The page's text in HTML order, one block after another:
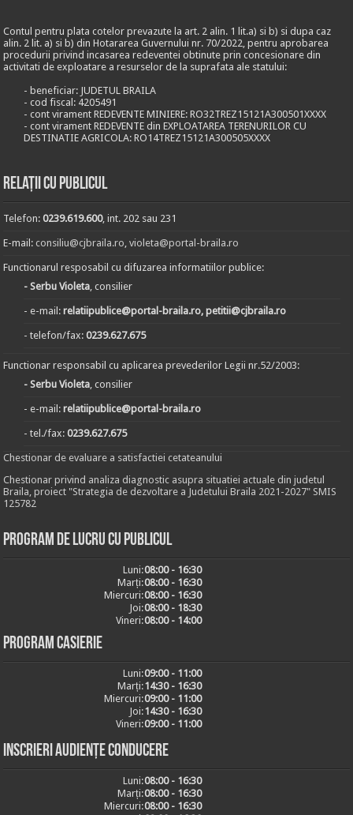
Contul pentru plata cotelor prevazute la art. 2 alin. 1 lit.a) si b) si dupa caz
alin. 2 lit. a) si b) din Hotararea Guvernului nr. 70/2022, pentru aprobarea
procedurii privind incasarea redeventei obtinute prin concesionare din
activitati de exploatare a resurselor de la suprafata ale statului:
- beneficiar: JUDETUL BRAILA
- cod fiscal: 4205491
- cont virament REDEVENTE MINIERE: RO32TREZ15121A300501XXXX
- cont virament REDEVENTE din EXPLOATAREA TERENURILOR CU
DESTINATIE AGRICOLA: RO14TREZ15121A300505XXXX
Relații cu publicul
Telefon:0239.619.600, int. 202 sau 231
E-mail:consiliu@cjbraila.ro,violeta@portal-braila.ro
Functionarul resposabil cu difuzarea informatiilor publice:
- Serbu Violeta, consilier
- e-mail:relatiipublice@portal-braila.ro, petitii@cjbraila.ro
- telefon/fax:0239.627.675
Functionar responsabil cu aplicarea prevederilor Legii nr.52/2003:
- Serbu Violeta, consilier
- e-mail:relatiipublice@portal-braila.ro
- tel./fax:0239.627.675
Chestionar de evaluare a satisfactiei cetateanului
Chestionar privind analiza diagnostic asupra situatiei actuale din judetul
Braila, proiect "Strategia de dezvoltare a Judetului Braila 2021-2027" SMIS
125782
Program de lucru cu publicul
Luni:08:00 - 16:30
Marți:08:00 - 16:30
Miercuri:08:00 - 16:30
Joi:08:00 - 18:30
Vineri:08:00 - 14:00
Program casierie
Luni:09:00 - 11:00
Marți:14:30 - 16:30
Miercuri:09:00 - 11:00
Joi:14:30 - 16:30
Vineri:09:00 - 11:00
Inscrieri audiențe conducere
Luni:08:00 - 16:30
Marți:08:00 - 16:30
Miercuri:08:00 - 16:30